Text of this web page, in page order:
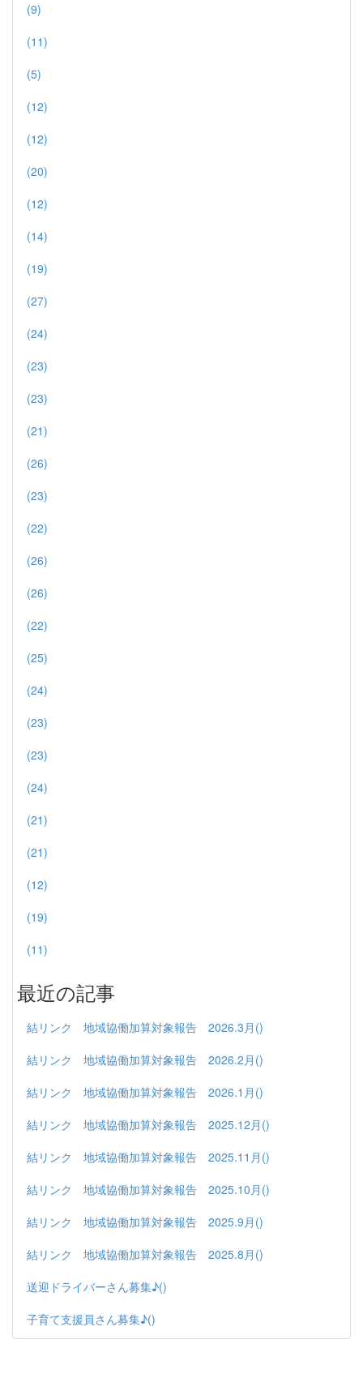
(9)
(11)
(5)
(12)
(12)
(20)
(12)
(14)
(19)
(27)
(24)
(23)
(23)
(21)
(26)
(23)
(22)
(26)
(26)
(22)
(25)
(24)
(23)
(23)
(24)
(21)
(21)
(12)
(19)
(11)
最近の記事
結リンク 地域協働加算対象報告 2026.3月()
結リンク 地域協働加算対象報告 2026.2月()
結リンク 地域協働加算対象報告 2026.1月()
結リンク 地域協働加算対象報告 2025.12月()
結リンク 地域協働加算対象報告 2025.11月()
結リンク 地域協働加算対象報告 2025.10月()
結リンク 地域協働加算対象報告 2025.9月()
結リンク 地域協働加算対象報告 2025.8月()
送迎ドライバーさん募集♪()
子育て支援員さん募集♪()